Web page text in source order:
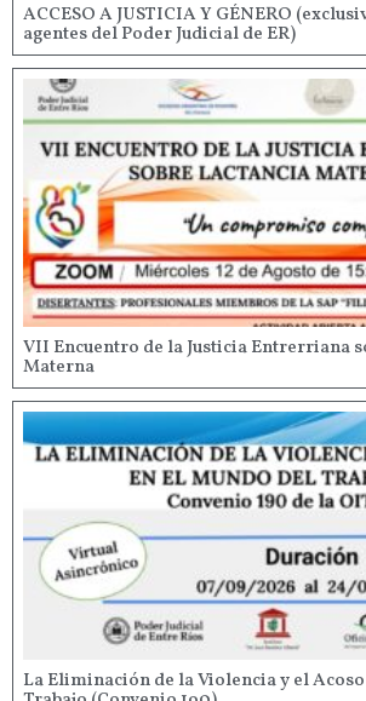
ACCESO A JUSTICIA Y GÉNERO
agentes del Poder Judicial de ER)
VII Encuentro de la Justicia Entrerriana
Materna
La Eliminación de la Violencia y el